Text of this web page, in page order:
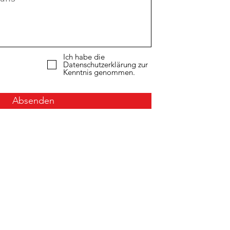
Ich habe die
Datenschutzerklärung zur
Kenntnis genommen.
Absenden